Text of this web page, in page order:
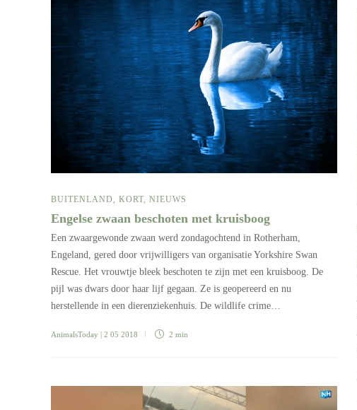
BUITENLAND, KORT, NIEUWS
Engelse zwaan beschoten met kruisboog
Een zwaargewonde zwaan werd zondagochtend in Rotherham,
Engeland, gered door vrijwilligers van organisatie Yorkshire Swan
Rescue. Het vrouwtje bleek beschoten te zijn met een kruisboog. De
pijl was dwars door haar lijf gegaan. Ze is geopereerd en nu
herstellende in een dierenziekenhuis. De wildlife crime…
AnimalsToday | 2 05 2018 2 min